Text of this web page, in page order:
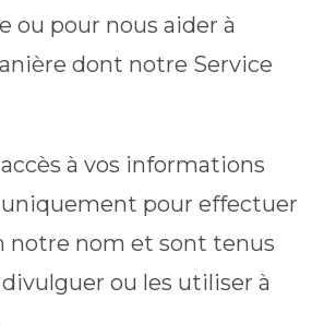
ou pour nous aider à
dont notre Service
à vos informations
pour effectuer
notre nom et sont tenus
ou les utiliser à